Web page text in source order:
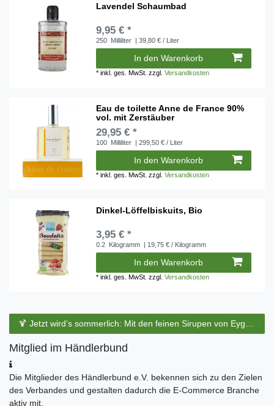
Lavendel Schaumbad
9,95 € *
250 Milliliter | 39,80 € / Liter
In den Warenkorb
*inkl. ges. MwSt. zzgl.Versandkosten
Eau de toilette Anne de France 90%
vol. mit Zerstäuber
29,95 € *
100 Milliliter | 299,50 € / Liter
In den Warenkorb
*inkl. ges. MwSt. zzgl.Versandkosten
Dinkel-Löffelbiskuits, Bio
3,95 € *
0.2 Kilogramm | 19,75 € / Kilogramm
In den Warenkorb
*inkl. ges. MwSt. zzgl.Versandkosten
🍹 Jetzt wird’s sommerlich: Mit den feinen Sirupen von Eyguebelle entstehen erfrischende Cocktails und köstliche Sommerdrinks.
Mitglied im Händlerbund
Die Mitglieder des Händlerbund e.V. bekennen sich zu den Zielen
des Verbandes und gestalten dadurch die E-Commerce Branche
aktiv mit.